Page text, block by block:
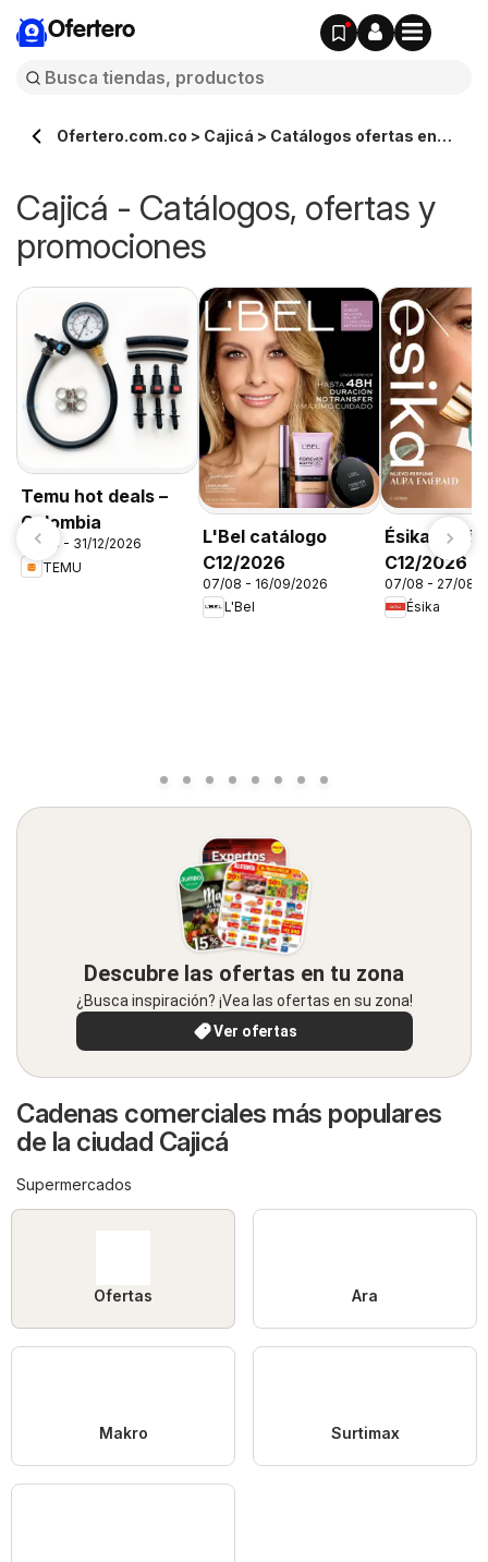
Ofertero
Ofertero.com.co > Cajicá > Catálogos ofertas en
Cajicá - Catálogos, ofertas y
promociones
Temu hot deals –
Colombia
06/08 - 31/12/2026
TEMU
L'Bel catálogo
C12/2026
07/08 - 16/09/2026
L'Bel
Ésika
C12/2026
07/08 - 27/08/
Ésika
Descubre las ofertas en tu zona
¿Busca inspiración? ¡Vea las ofertas en su zona!
Ver ofertas
Cadenas comerciales más populares
de la ciudad Cajicá
Supermercados
Ofertas Ara
Makro Surtimax